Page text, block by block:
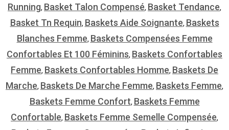
Running, Basket Talon Compensé, Basket Tendance,
Basket Tn Requin, Baskets Aide Soignante, Baskets
Blanches Femme, Baskets Compensées Femme
Confortables Et 100 Féminins, Baskets Confortables
Femme, Baskets Confortables Homme, Baskets De
Marche, Baskets De Marche Femme, Baskets Femme,
Baskets Femme Confort, Baskets Femme
Confortable, Baskets Femme Semelle Compensée,